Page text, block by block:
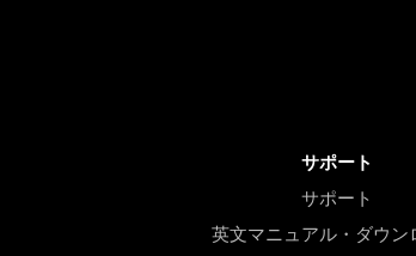
サポート
サポート
英文マニュアル・ダウン